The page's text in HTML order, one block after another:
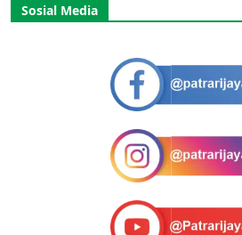
Sosial Media